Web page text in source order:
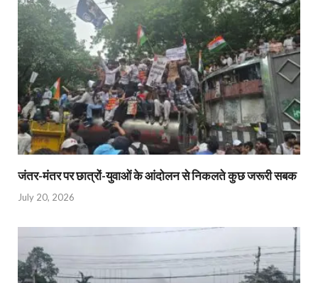
जंतर-मंतर पर छात्रों-युवाओं के आंदोलन से निकलते कुछ जरूरी सबक
July 20, 2026